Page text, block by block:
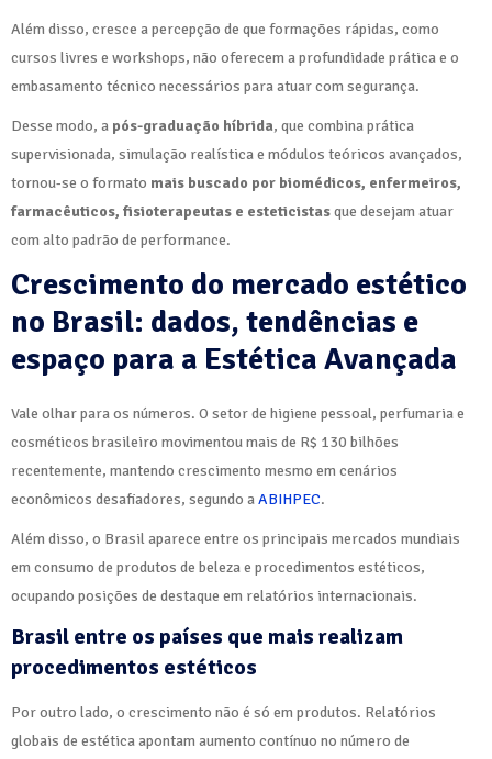
Além disso, cresce a percepção de que formações rápidas, como
cursos livres e workshops, não oferecem a profundidade prática e o
embasamento técnico necessários para atuar com segurança.
Desse modo, a pós-graduação híbrida, que combina prática
supervisionada, simulação realística e módulos teóricos avançados,
tornou-se o formato mais buscado por biomédicos, enfermeiros,
farmacêuticos, fisioterapeutas e esteticistasque desejam atuar
com alto padrão de performance.
Crescimento do mercado estético
no Brasil: dados, tendências e
espaço para a Estética Avançada
Vale olhar para os números. O setor de higiene pessoal, perfumaria e
cosméticos brasileiro movimentou mais de R$ 130 bilhões
recentemente, mantendo crescimento mesmo em cenários
econômicos desafiadores, segundo aABIHPEC.
Além disso, o Brasil aparece entre os principais mercados mundiais
em consumo de produtos de beleza e procedimentos estéticos,
ocupando posições de destaque em relatórios internacionais.
Brasil entre os países que mais realizam
procedimentos estéticos
Por outro lado, o crescimento não é só em produtos. Relatórios
globais de estética apontam aumento contínuo no número de